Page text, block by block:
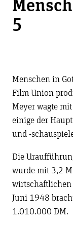
5
Menschen in
Film Union
Meyer wagte
einige der
und -
Die
wurde mit 3,2
wirtschaftlichen
Juni 1948
1.010.000 DM.